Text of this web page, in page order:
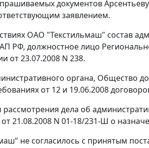
документов
заявлением.
ОАО "Текстильмаш" состав
РФ, должностное лицо
от 23.07.2008 N 238.
органа, Общество
от 12 и 19.06.2008
рассмотрения дела об
21.08.2008 N 01-18/231-Ш о
не согласилось с принятым